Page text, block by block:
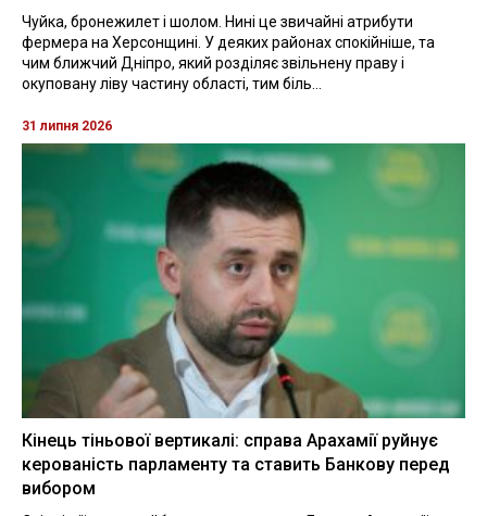
Чуйка, бронежилет і шолом. Нині це звичайні атрибути
фермера на Херсонщині. У деяких районах спокійніше, та
чим ближчий Дніпро, який розділяє звільнену праву і
окуповану ліву частину області, тим біль...
31 липня 2026
Кінець тіньової вертикалі: справа Арахамії руйнує
керованість парламенту та ставить Банкову перед
вибором